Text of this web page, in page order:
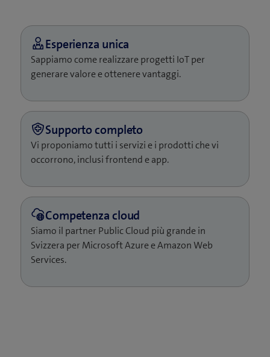
Sappiamo come realizzare progetti IoT per
generare valore e ottenere vantaggi.
Vi proponiamo tutti i servizi e i prodotti che vi
occorrono, inclusi frontend e app.
Siamo il partner Public Cloud più grande in
Svizzera per Microsoft Azure e Amazon Web
Services.